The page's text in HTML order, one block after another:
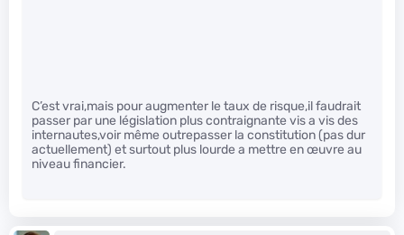
C’est vrai,mais pour augmenter le taux de risque,il faudrait
passer par une législation plus contraignante vis a vis des
internautes,voir même outrepasser la constitution (pas dur
actuellement) et surtout plus lourde a mettre en œuvre au
niveau financier.